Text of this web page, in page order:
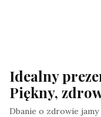
Idealny
Piękny,
Dbanie o zdrowie